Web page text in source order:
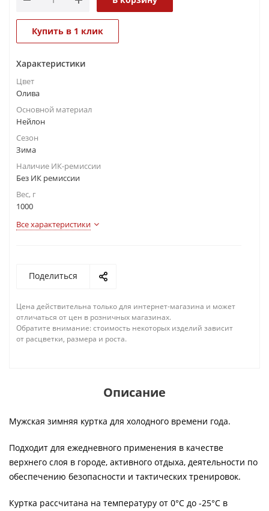
Купить в 1 клик
Характеристики
Цвет
Олива
Основной материал
Нейлон
Сезон
Зима
Наличие ИК-ремиссии
Без ИК ремиссии
Вес, г
1000
Все характеристики
Поделиться
Цена действительна только для интернет-магазина и может
отличаться от цен в розничных магазинах.
Обратите внимание: стоимость некоторых изделий зависит
от расцветки, размера и роста.
Описание
Мужская зимняя куртка для холодного времени года.
Подходит для ежедневного применения в качестве
верхнего слоя в городе, активного отдыха, деятельности по
обеспечению безопасности и тактических тренировок.
Куртка рассчитана на температуру от 0°C до -25°C в